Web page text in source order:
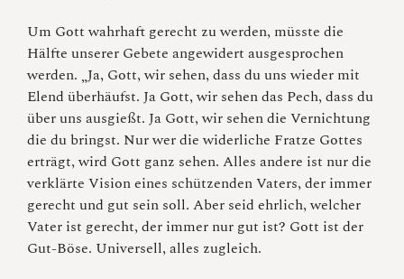
Um Gott wahrhaft gerecht zu werden, müsste die
Hälfte unserer Gebete angewidert ausgesprochen
werden. „Ja, Gott, wir sehen, dass du uns wieder mit
Elend überhäufst. Ja Gott, wir sehen das Pech, dass du
über uns ausgießt. Ja Gott, wir sehen die Vernichtung
die du bringst. Nur wer die widerliche Fratze Gottes
erträgt, wird Gott ganz sehen. Alles andere ist nur die
verklärte Vision eines schützenden Vaters, der immer
gerecht und gut sein soll. Aber seid ehrlich, welcher
Vater ist gerecht, der immer nur gut ist? Gott ist der
Gut-Böse. Universell, alles zugleich.